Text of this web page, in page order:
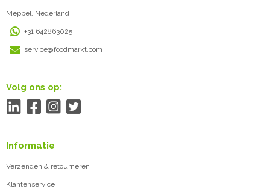
Meppel, Nederland
+31 642863025
service@foodmarkt.com
Volg ons op:
Informatie
Verzenden & retourneren
Klantenservice